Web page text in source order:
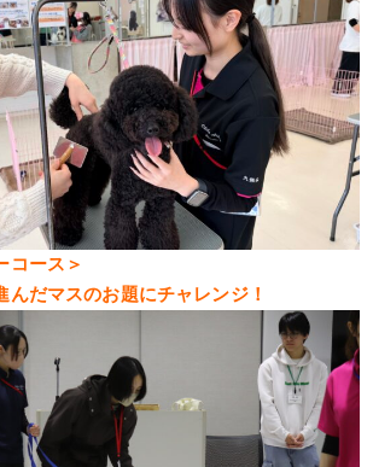
コース＞
んだマスのお題にチャレンジ！